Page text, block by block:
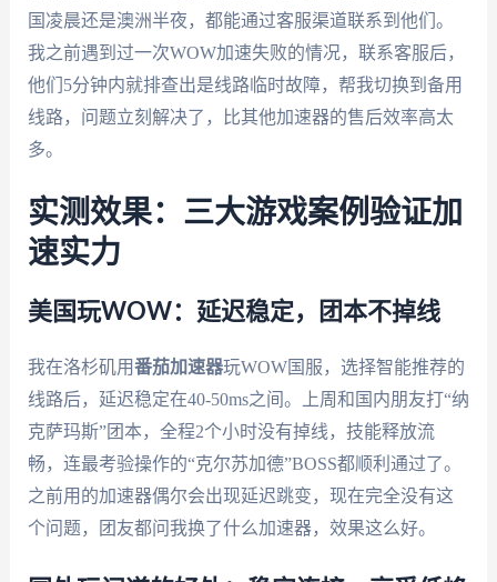
国凌晨还是澳洲半夜，都能通过客服渠道联系到他们。
我之前遇到过一次WOW加速失败的情况，联系客服后，
他们5分钟内就排查出是线路临时故障，帮我切换到备用
线路，问题立刻解决了，比其他加速器的售后效率高太
多。
实测效果：三大游戏案例验证加
速实力
美国玩WOW：延迟稳定，团本不掉线
我在洛杉矶用番茄加速器玩WOW国服，选择智能推荐的
线路后，延迟稳定在40-50ms之间。上周和国内朋友打“纳
克萨玛斯”团本，全程2个小时没有掉线，技能释放流
畅，连最考验操作的“克尔苏加德”BOSS都顺利通过了。
之前用的加速器偶尔会出现延迟跳变，现在完全没有这
个问题，团友都问我换了什么加速器，效果这么好。